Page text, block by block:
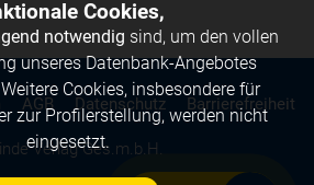
Verlag Ges.m.b.H.
AGB Datenschutz Barrierefreiheit
Cookies,
notwendig sind, um den vollen
unseres Datenbank-Angebotes
Cookies, insbesondere für
zur Profilerstellung, werden nicht
eingesetzt.